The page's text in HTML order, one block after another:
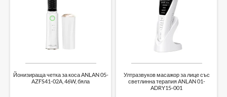
Йонизираща четка за коса ANLAN 05-
AZFS41-02A, 46W, бяла
Ултразвуков масажор за лице със
светлинна терапия ANLAN 01-
ADRY15-001